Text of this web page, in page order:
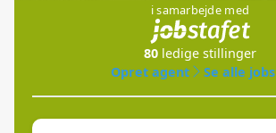
i samarbejde med
80 ledige stillinger
Opret agent
Se alle jobs